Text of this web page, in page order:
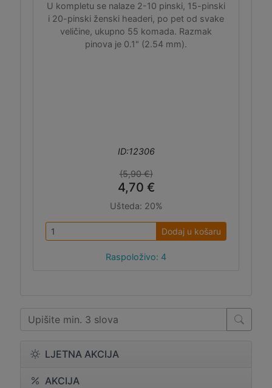
LJETNA AKCIJA
AKCIJA
U kompletu se nalaze 2-10 pinski, 15-pinski
i 20-pinski ženski headeri, po pet od svake
veličine, ukupno 55 komada. Razmak
pinova je 0.1" (2.54 mm).
ID:12306
(5,90 €)
4,70 €
Ušteda: 20%
Dodaj u košaru
Raspoloživo: 4